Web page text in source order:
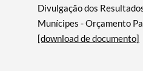
Divulgação dos
Munícipes - Orçamento
[download de documento]